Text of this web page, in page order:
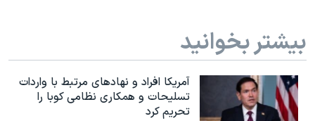
بیشتر بخوانید
آمریکا افراد و نهادهای مرتبط با واردات
تسلیحات و همکاری نظامی کوبا را
تحریم کرد